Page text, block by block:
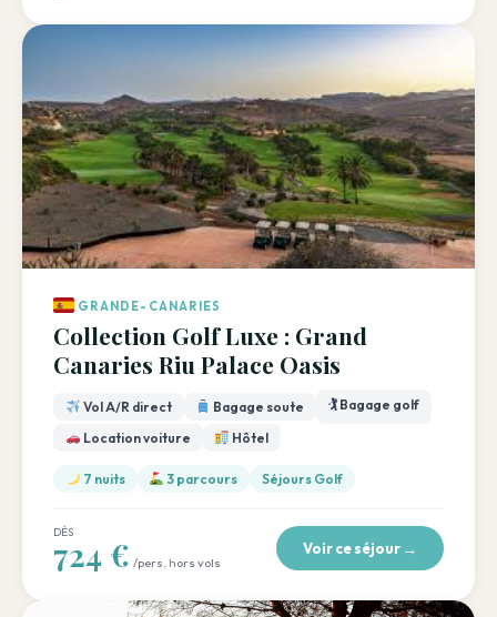
GRANDE-CANARIES
Collection Golf Luxe : Grand
Canaries Riu Palace Oasis
Vol A/R direct Bagage soute
🏌️ Bagage golf
Location voiture
Hôtel
7 nuits 3 parcours Séjours Golf
DÈS
724 € /pers. hors vols
Voir ce séjour →